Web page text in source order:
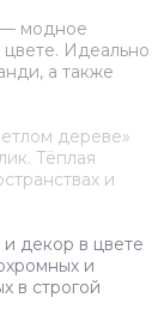
— модное
Идеально
а также
дереве»
Тёплая
и
декор в цвете
и
в строгой